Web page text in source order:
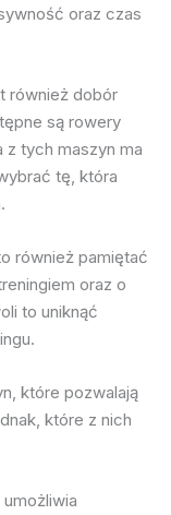
oraz czas
również dobór
są rowery
z tych maszyn ma
tę, która
również pamiętać
oraz o
to uniknąć
które pozwalają
które z nich